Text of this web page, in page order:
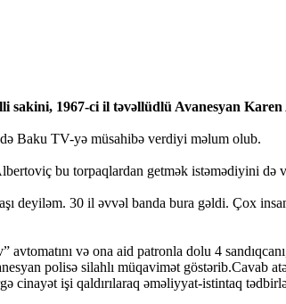
1967-ci il təvəllüdlü Avanesyan
Baku TV-yə müsahibə verdiyi məlum olub.
bu torpaqlardan getmək istəmədiyini də
deyiləm. 30 il əvvəl banda bura gəldi. Çox
və ona aid patronla dolu 4
polisə silahlı müqavimət göstərib.Cavab
işi qaldırılaraq əməliyyat-istintaq